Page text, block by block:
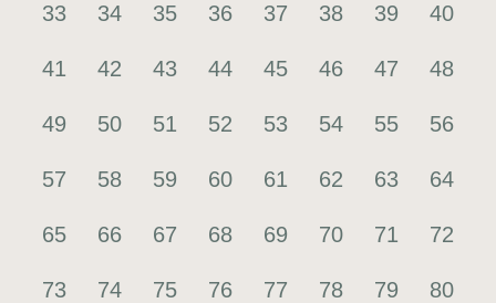
33 34 35 36 37 38 39 40
41 42 43 44 45 46 47 48
49 50 51 52 53 54 55 56
57 58 59 60 61 62 63 64
65 66 67 68 69 70 71 72
73 74 75 76 77 78 79 80